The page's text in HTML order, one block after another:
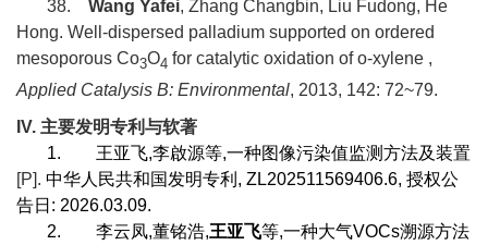
38.
Wang Yafei, Zhang Changbin, Liu Fudong, He
Hong. Well-dispersed palladium supported on ordered
mesoporous Co3O4 for catalytic oxidation of o-xylene ,
Applied Catalysis B: Environmental, 2013, 142: 72~79.
IV. 主要发明专利与软著
1.
王亚飞,李啟源等,一种图像污染值监测方法及装置
[P]. 中华人民共和国发明专利 , ZL202511569406.6, 授权公
告日 : 2026.03.09.
2.
李云凤,董铭浩,王亚飞等,一种大气VOCs溯源方法